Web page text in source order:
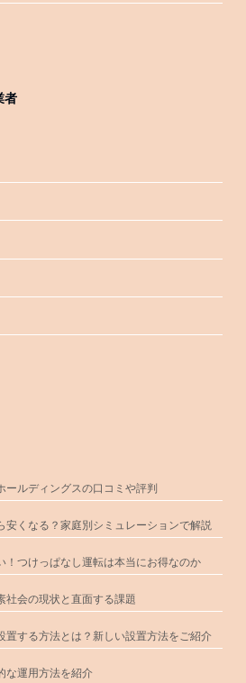
者
ルディングスの口コミや評判
安くなる？家庭別シミュレーションで解説
！つけっぱなし運転は本当にお得なのか
社会の現状と直面する課題
置する方法とは？新しい設置方法をご紹介
な運用方法を紹介